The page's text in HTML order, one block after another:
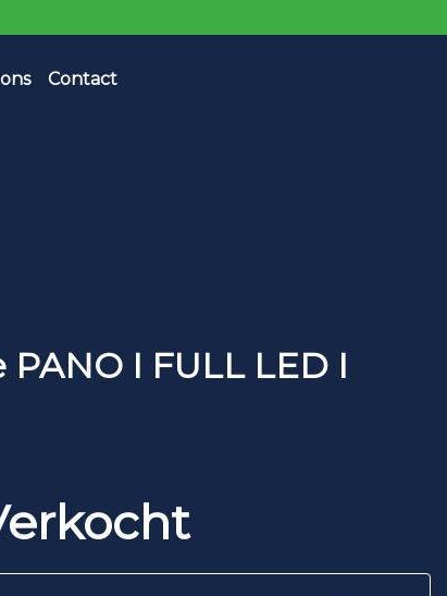
Contact
PANO I FULL LED I